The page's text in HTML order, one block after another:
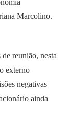
Marcolino.
reunião, nesta
externo
negativas
ainda